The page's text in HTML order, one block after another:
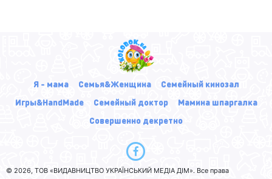
Я - мама Семья&Женщина
Семейный кинозал
Игры&HandMade
Семейный доктор
Мамина шпаргалка
Совершенно декретно
© 2026, ТОВ «ВИДАВНИЦТВО УКРАЇНСЬКИЙ МЕДІА ДІМ». Все права